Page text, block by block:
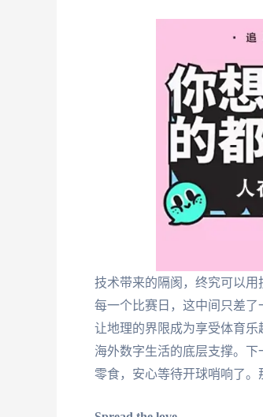
技术带来的隔阂，终究可以
每一个比赛日，这中间只差
让地理的界限成为享受体育
海外数字生活的底层支撑。
零食，安心等待开球哨响了。